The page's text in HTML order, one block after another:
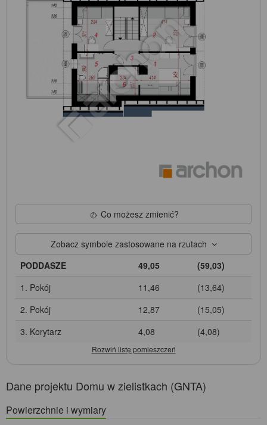
Co możesz zmienić?
Zobacz symbole zastosowane na rzutach
PODDASZE
49,05
(59,03)
1. Pokój
11,46
(13,64)
2. Pokój
12,87
(15,05)
3. Korytarz
4,08 (4,08)
Dane projektu Domu w zielistkach (GNTA)
Powierzchnie i wymiary